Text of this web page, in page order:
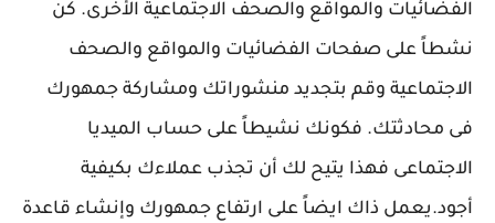
الفضائيات والمواقع والصحف الاجتماعية الأخرى. كن
نشطاً على صفحات الفضائيات والمواقع والصحف
الاجتماعية وقم بتجديد منشوراتك ومشاركة جمهورك
فى محادثتك. فكونك نشيطاً على حساب الميديا
الاجتماعى فهذا يتيح لك أن تجذب عملاءك بكيفية
أجود.يعمل ذاك ايضاً على ارتفاع جمهورك وإنشاء قاعدة